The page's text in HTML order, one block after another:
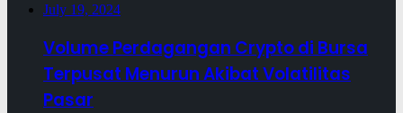
July 19, 2024
Volume Perdagangan Crypto di Bursa
Terpusat Menurun Akibat Volatilitas
Pasar